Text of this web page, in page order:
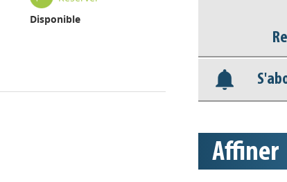
Disponible
Nos
affiner